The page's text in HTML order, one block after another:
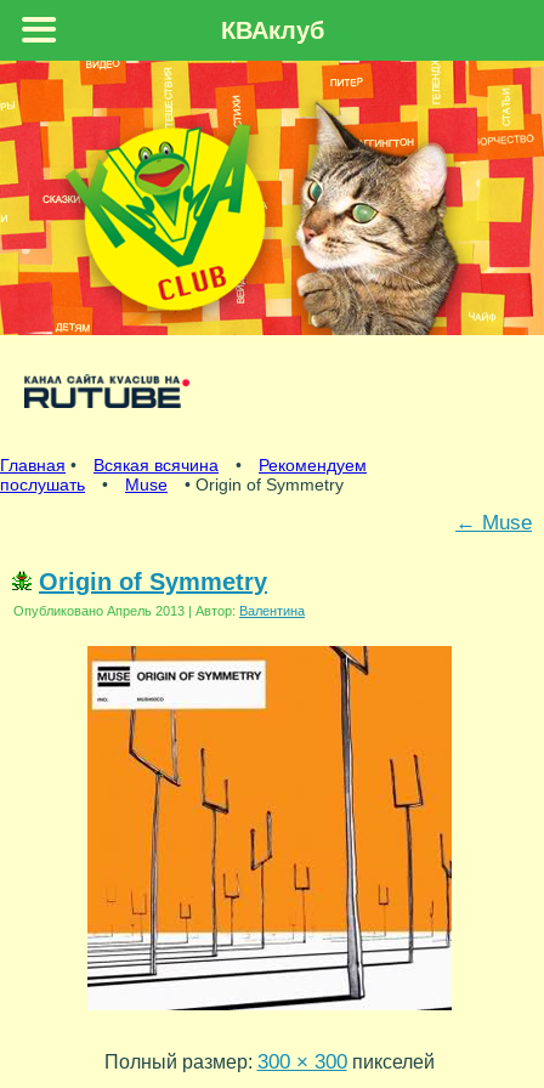
Главная • Всякая всячина •
Рекомендуем
послушать
• Muse • Origin of Symmetry
← Muse
Origin of Symmetry
Опубликовано Апрель 2013 | Автор: Валентина
Полный размер: 300 × 300пикселей
КВАклуб